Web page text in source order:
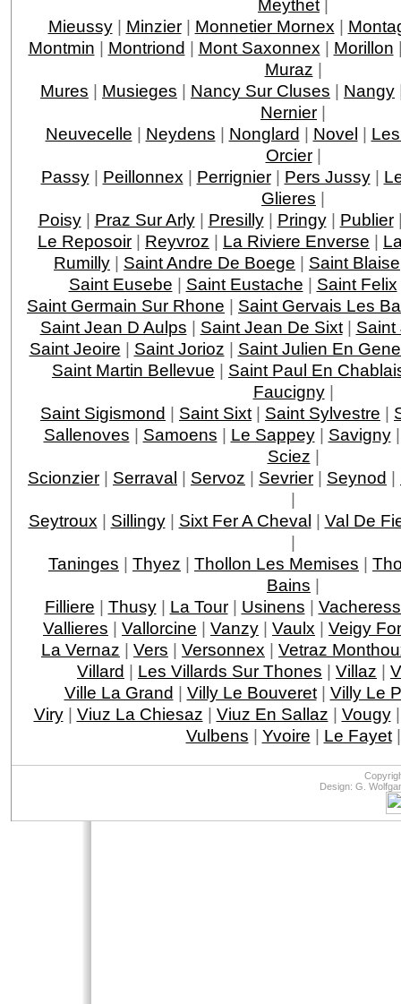
Meythet |
Mieussy| Minzier| Monnetier Mornex |
Montmin | Montriond | Mont Saxonnex | Morillon
Muraz |
Mures | Musieges | Nancy Sur Cluses | Nangy
Nernier |
Neuvecelle | Neydens | Nonglard | Novel |
Orcier|
Passy| Peillonnex | Perrignier| Pers Jussy|
Glieres |
Poisy| Praz Sur Arly| Presilly| Pringy| Publier
Le Reposoir | Reyvroz | La Riviere Enverse |
Rumilly | Saint Andre De Boege | Saint Blaise
Saint Eusebe | Saint Eustache | Saint Felix
Saint Germain Sur Rhone | Saint Gervais Les
Saint Jean D Aulps | Saint Jean De Sixt| Saint
Saint Jeoire | Saint Jorioz | Saint Julien En
Saint Martin Bellevue | Saint Paul En
Faucigny|
Saint Sigismond | Saint Sixt | Saint Sylvestre |
Sallenoves | Samoens | Le Sappey| Savigny
Sciez |
Scionzier | Serraval | Servoz | Sevrier | Seynod |
|
Seytroux | Sillingy| Sixt Fer A Cheval | Val De
|
Taninges | Thyez | Thollon Les Memises |
Bains |
Filliere | Thusy| La Tour| Usinens |
Vallieres | Vallorcine | Vanzy | Vaulx | Veigy
La Vernaz | Vers | Versonnex | Vetraz
Villard | Les Villards Sur Thones | Villaz |
Ville La Grand | Villy Le Bouveret| Villy Le
Viry| Viuz La Chiesaz | Viuz En Sallaz | Vougy
Vulbens | Yvoire | Le Fayet|
Design: G.